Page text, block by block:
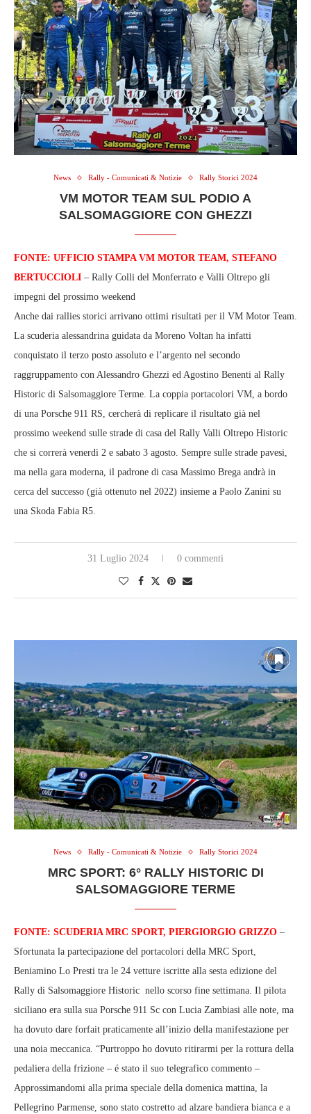
News Rally - Comunicati & Notizie Rally Storici 2024
VM MOTOR TEAM SUL PODIO A
SALSOMAGGIORE CON GHEZZI
FONTE: UFFICIO STAMPA VM MOTOR TEAM, STEFANO
BERTUCCIOLI – Rally Colli del Monferrato e Valli Oltrepo gli
impegni del prossimo weekend
Anche dai rallies storici arrivano ottimi risultati per il VM Motor Team.
La scuderia alessandrina guidata da Moreno Voltan ha infatti
conquistato il terzo posto assoluto e l’argento nel secondo
raggruppamento con Alessandro Ghezzi ed Agostino Benenti al Rally
Historic di Salsomaggiore Terme. La coppia portacolori VM, a bordo
di una Porsche 911 RS, cercherà di replicare il risultato già nel
prossimo weekend sulle strade di casa del Rally Valli Oltrepo Historic
che si correrà venerdì 2 e sabato 3 agosto. Sempre sulle strade pavesi,
ma nella gara moderna, il padrone di casa Massimo Brega andrà in
cerca del successo (già ottenuto nel 2022) insieme a Paolo Zanini su
una Skoda Fabia R5.
31 Luglio 2024 0 commenti
News Rally - Comunicati & Notizie Rally Storici 2024
MRC SPORT: 6° RALLY HISTORIC DI
SALSOMAGGIORE TERME
FONTE: SCUDERIA MRC SPORT, PIERGIORGIO GRIZZO –
Sfortunata la partecipazione del portacolori della MRC Sport,
Beniamino Lo Presti tra le 24 vetture iscritte alla sesta edizione del
Rally di Salsomaggiore Historic nello scorso fine settimana. Il pilota
siciliano era sulla sua Porsche 911 Sc con Lucia Zambiasi alle note, ma
ha dovuto dare forfait praticamente all’inizio della manifestazione per
una noia meccanica. “Purtroppo ho dovuto ritirarmi per la rottura della
pedaliera della frizione – é stato il suo telegrafico commento –
Approssimandomi alla prima speciale della domenica mattina, la
Pellegrino Parmense, sono stato costretto ad alzare bandiera bianca e a